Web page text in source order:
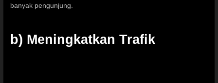
banyak pengunjung.
b) Meningkatkan Trafik